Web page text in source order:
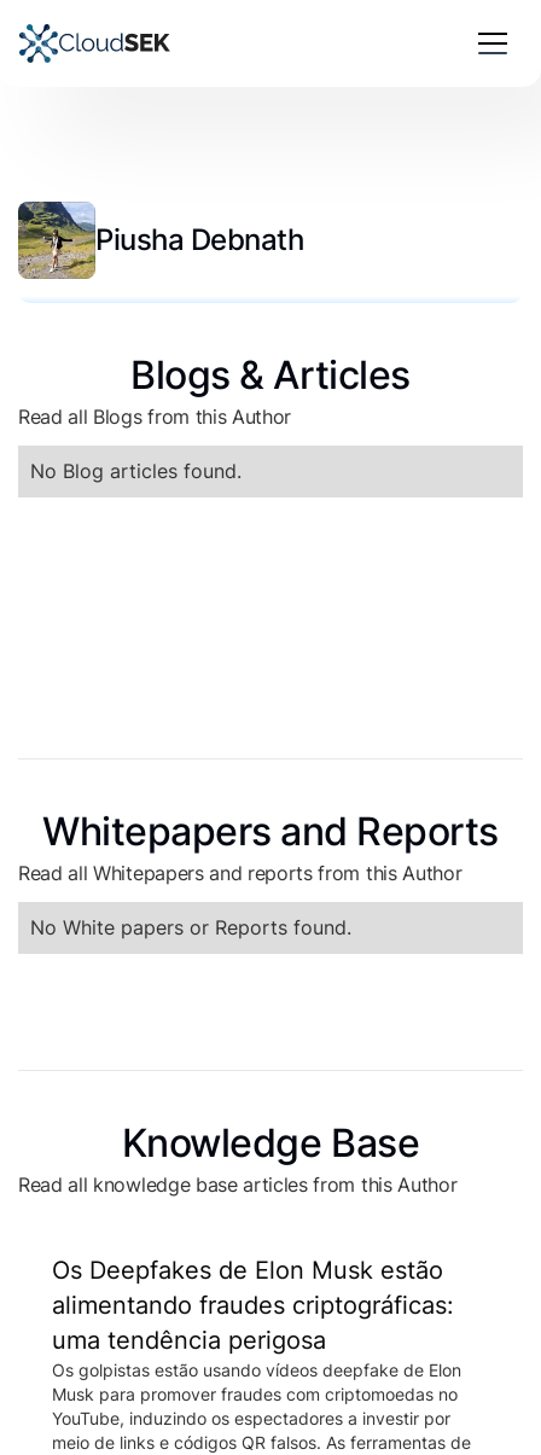
Piusha Debnath
Blogs & Articles
Read all Blogs from this Author
No Blog articles found.
Whitepapers and Reports
Read all Whitepapers and reports from this Author
No White papers or Reports found.
Knowledge Base
Read all knowledge base articles from this Author
Os Deepfakes de Elon Musk estão
alimentando fraudes criptográficas:
uma tendência perigosa
Os golpistas estão usando vídeos deepfake de Elon
Musk para promover fraudes com criptomoedas no
YouTube, induzindo os espectadores a investir por
meio de links e códigos QR falsos. As ferramentas de